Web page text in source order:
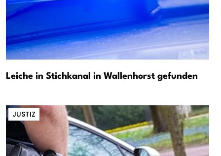
Leiche in Stichkanal in Wallenhorst gefunden
JUSTIZ